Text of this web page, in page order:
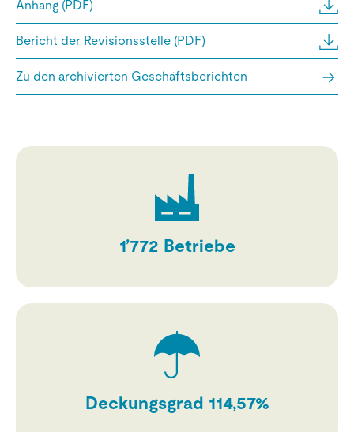
Anhang (PDF)
Bericht der Revisionsstelle (PDF)
Zu den archivierten Geschäftsberichten
1’772 Betriebe
Deckungsgrad 114,57%